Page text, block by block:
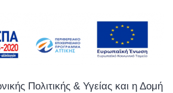
Πολιτικής & Υγείας και η Δομή